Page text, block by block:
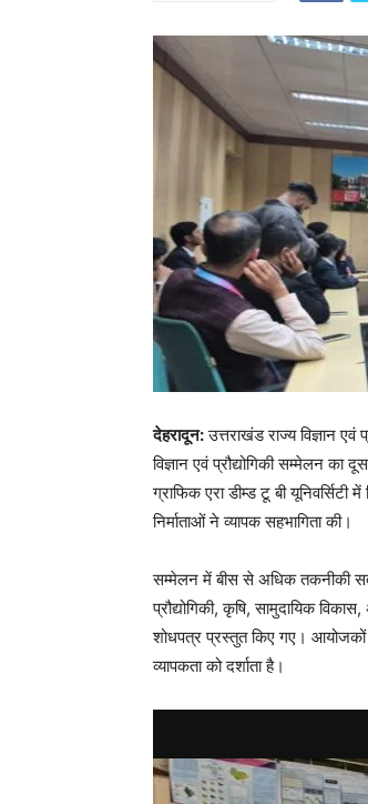
देहरादून:उत्तराखंड राज्य विज्ञान
विज्ञान एवं प्रौद्योगिकी सम्मेलन
ग्राफिक एरा डीम्ड टू बी
निर्माताओं ने व्यापक सहभागिता की।
सम्मेलन में बीस से अधिक तकनीकी
प्रौद्योगिकी, कृषि, सामुदायिक
शोधपत्र प्रस्तुत किए गए। आयोजकों
व्यापकता को दर्शाता है।